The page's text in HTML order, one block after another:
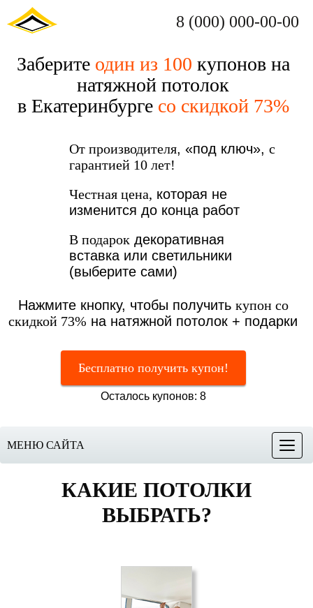
8 (000) 000-00-00
Заберите один из 100 купонов на
натяжной потолок
в Екатеринбурге со скидкой 73%
От производителя, «под ключ», с
гарантией 10 лет!
Честная цена, которая не
изменится до конца работ
В подарок декоративная
вставка или светильники
(выберите сами)
Нажмите кнопку, чтобы получить купон со
скидкой 73% на натяжной потолок + подарки
Бесплатно получить купон!
Осталось купонов: 8
Меню
МЕНЮ САЙТА
КАКИЕ ПОТОЛКИ
ВЫБРАТЬ?